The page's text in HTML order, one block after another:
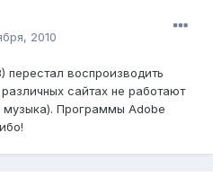
2010
перестал воспроизводить
сайтах не работают
Программы Adobe